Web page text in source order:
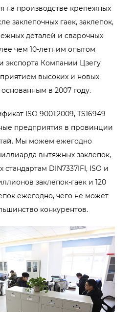
на производстве крепежных
заклепочных гаек, заклепок,
деталей и сварочных
чем 10-летним опытом
экспорта Компании Цзегу
высоких и новых
в 2007 году.
ISO 9001:2009, TS16949
предприятия в провинции
Мы можем ежегодно
вытяжных заклепок,
стандартам DIN7337IFI, ISO и
заклепок-гаек и 120
ежегодно, чего не может
конкурентов.